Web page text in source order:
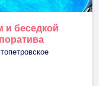
и беседкой